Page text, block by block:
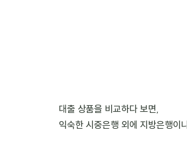
대출 상품을 비교하다 보면,
익숙한 시중은행 외에 지방은행이